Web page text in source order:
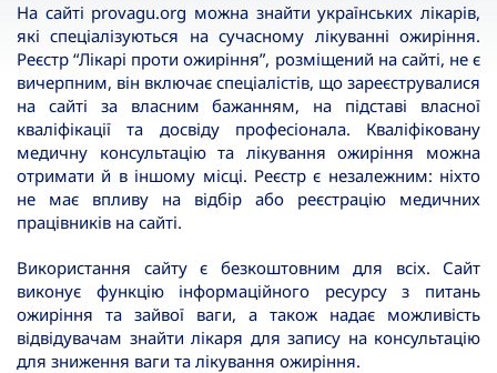
На сайті provagu.org можна знайти українських лікарів,
які спеціалізуються на сучасному лікуванні ожиріння.
Реєстр “Лікарі проти ожиріння”, розміщений на сайті, не є
вичерпним, він включає спеціалістів, що зареєструвалися
на сайті за власним бажанням, на підставі власної
кваліфікації та досвіду професіонала. Кваліфіковану
медичну консультацію та лікування ожиріння можна
отримати й в іншому місці. Реєстр є незалежним: ніхто
не має впливу на відбір або реєстрацію медичних
працівників на сайті.
Використання сайту є безкоштовним для всіх. Сайт
виконує функцію інформаційного ресурсу з питань
ожиріння та зайвої ваги, а також надає можливість
відвідувачам знайти лікаря для запису на консультацію
для зниження ваги та лікування ожиріння.